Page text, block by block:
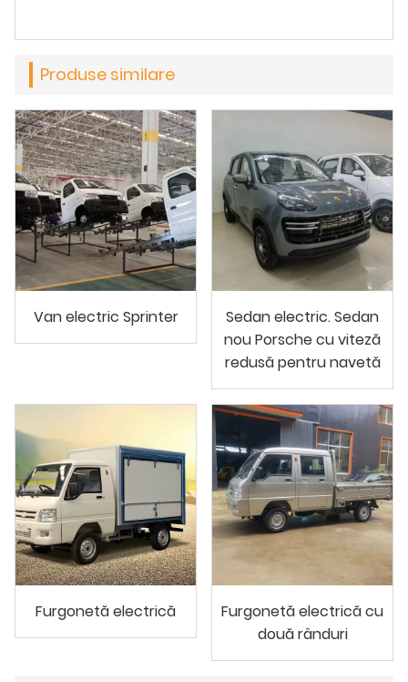
Produse similare
Van electric Sprinter
Sedan electric. Sedan
nou Porsche cu viteză
redusă pentru navetă
Furgonetă electrică
Furgonetă electrică cu
două rânduri